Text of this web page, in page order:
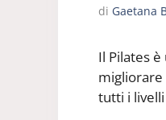
di Gaetana
Il Pilates
migliorare
tutti i